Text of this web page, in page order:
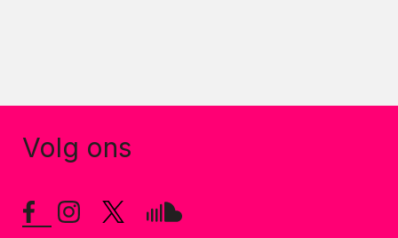
Volg ons